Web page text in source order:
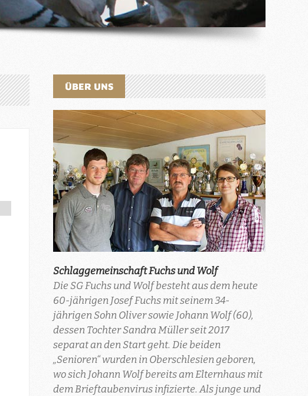
ÜBER UNS
Schlaggemeinschaft Fuchs und Wolf
Die SG Fuchs und Wolf besteht aus dem heute
60-jährigen Josef Fuchs mit seinem 34-
jährigen Sohn Oliver sowie Johann Wolf (60),
dessen Tochter Sandra Müller seit 2017
separat an den Start geht. Die beiden
„Senioren“ wurden in Oberschlesien geboren,
wo sich Johann Wolf bereits am Elternhaus mit
dem Brieftaubenvirus infizierte. Als junge und